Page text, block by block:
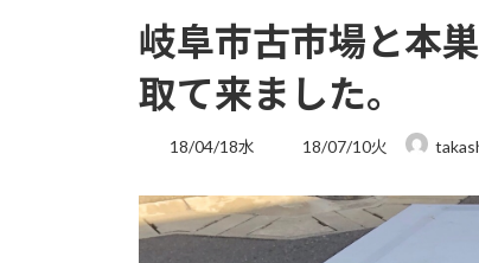
岐阜市古市場と本
取て来ました。
18/04/18水
最
新
日
時
18/07/10火